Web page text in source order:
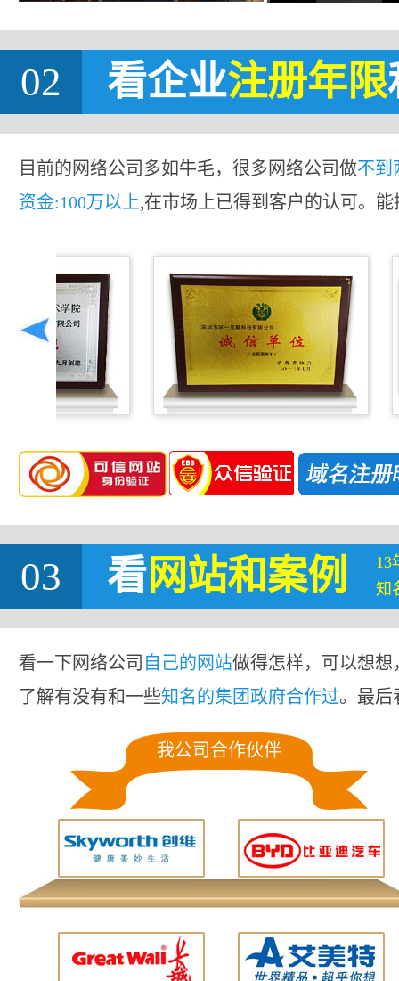
02 看企业注册年限
目前的网络公司多如牛毛，很多网络公司做不到
资金:100万以上,在市场上已得到客户的认可。
03 看网站和案例
13
知
看一下网络公司 自己的网站做得怎样，可以想
了解有没有和一些知名的集团政府合作过。最后
我公司合作伙伴